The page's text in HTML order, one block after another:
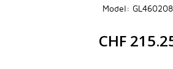
Model: GL460208
CHF